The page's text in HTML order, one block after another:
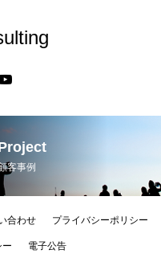
客事例
合わせ プライバシーポリシー
電子公告